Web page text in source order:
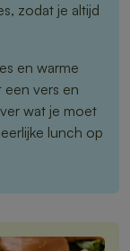
zodat je altijd
en warme
een vers en
wat je moet
lunch op